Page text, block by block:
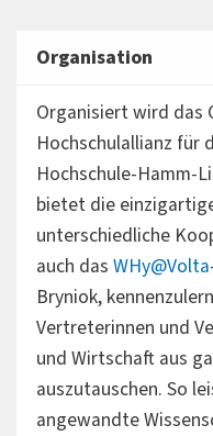
Organisation
Organisiert wird das
Hochschulallianz für
Hochschule-Hamm-
bietet die
unterschiedliche
auch das WHy@Volta
Bryniok,
Vertreterinnen und
und Wirtschaft aus
auszutauschen. So
angewandte